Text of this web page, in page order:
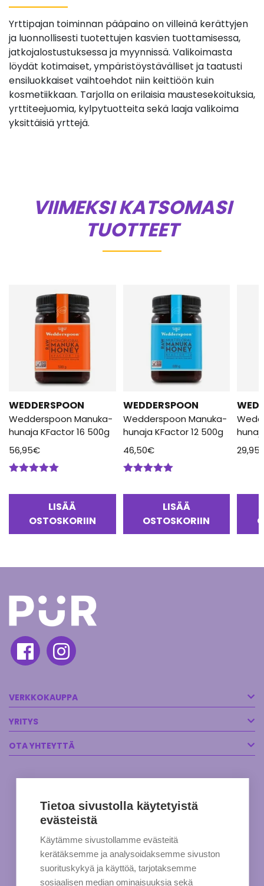
Yrttipajan toiminnan pääpaino on villeinä kerättyjen
ja luonnollisesti tuotettujen kasvien tuottamisessa,
jatkojalostustuksessa ja myynnissä. Valikoimasta
löydät kotimaiset, ympäristöystävälliset ja taatusti
ensiluokkaiset vaihtoehdot niin keittiöön kuin
kosmetiikkaan. Tarjolla on erilaisia maustesekoituksia,
yrttiteejuomia, kylpytuotteita sekä laaja valikoima
yksittäisiä yrttejä.
VIIMEKSI KATSOMASI
TUOTTEET
WEDDERSPOON
Wedderspoon Manuka-
hunaja KFactor 16 500g
56,95€
LISÄÄ
OSTOSKORIIN
WEDDERSPOON
Wedderspoon Manuka-
hunaja KFactor 12 500g
46,50€
LISÄÄ
OSTOSKORIIN
29,95
VERKKOKAUPPA
YRITYS
OTA YHTEYTTÄ
Tietoa sivustolla käytetyistä
evästeistä
Käytämme sivustollamme evästeitä
kerätäksemme ja analysoidaksemme sivuston
suorituskykyä ja käyttöä, tarjotaksemme
sosiaalisen median ominaisuuksia sekä